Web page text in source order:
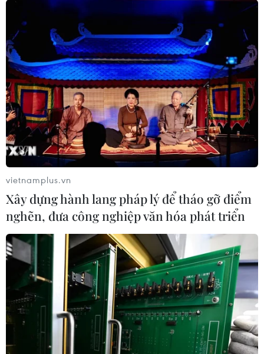
16/07/2017 02:25
Một quan chức Mỹ mới đây cho biết, sau nhiều tháng trì
hoãn, chính quyền của Tổng thống Donald Trump đang
hoàn tất kế hoạch cải tổ Bộ chỉ huy không gian mạng
Mỹ - cơ quan bảo vệ và tấn công mạng.
vietnamplus.vn
Xây dựng hành lang pháp lý để tháo gỡ điểm
nghẽn, đưa công nghiệp văn hóa phát triển